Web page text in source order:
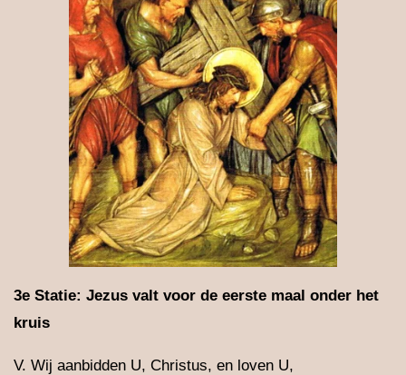
3e Statie: Jezus valt voor de eerste maal onder het
kruis
V. Wij aanbidden U, Christus, en loven U,